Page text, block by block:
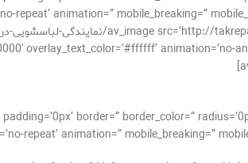
repeat’ animation=” mobile_breaking=”
overlay_text_color=’#ffffff’ animation=’no-
border=” border_color=”
repeat’ animation=” mobile_breaking=”